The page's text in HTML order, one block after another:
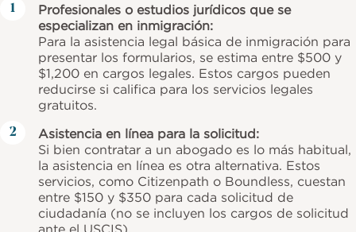
Profesionales o estudios jurídicos que se
especializan en inmigración:
Para la asistencia legal básica de inmigración para
presentar los formularios, se estima entre $500 y
$1,200 en cargos legales. Estos cargos pueden
reducirse si califica para los servicios legales
gratuitos.
Asistencia en línea para la solicitud:
Si bien contratar a un abogado es lo más habitual,
la asistencia en línea es otra alternativa. Estos
servicios, como Citizenpath o Boundless, cuestan
entre $150 y $350 para cada solicitud de
ciudadanía (no se incluyen los cargos de solicitud
ante el USCIS).